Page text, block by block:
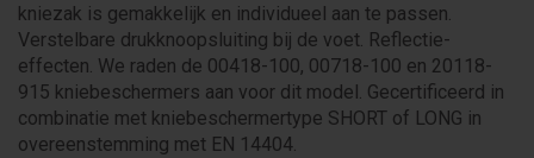
kniezak is gemakkelijk en individueel aan te passen.
Verstelbare drukknoopsluiting bij de voet. Reflectie-
effecten. We raden de 00418-100, 00718-100 en 20118-
915 kniebeschermers aan voor dit model. Gecertificeerd in
combinatie met kniebeschermertype SHORT of LONG in
overeenstemming met EN 14404.